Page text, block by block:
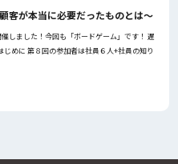
客が本当に必要だったものとは～
しました！今回も「ボードゲーム」です！ 遅
めに 第８回の参加者は社員６人+社員の知り